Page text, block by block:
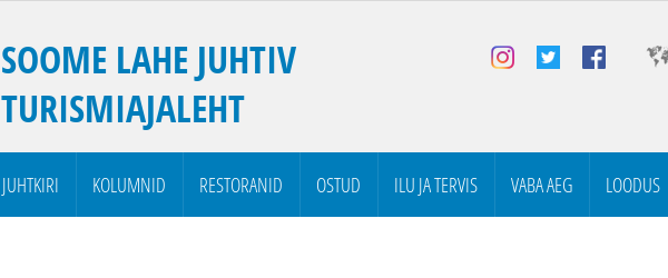
SOOME LAHE JUHTIV
TURISMIAJALEHT
JUHTKIRI KOLUMNID RESTORANID OSTUD ILU JA TERVIS VABA AEG LOODUS